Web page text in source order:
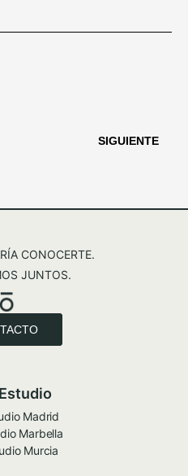
SIGUIENTE
CONOCERTE.
JUNTOS.
Madrid
Marbella
Murcia